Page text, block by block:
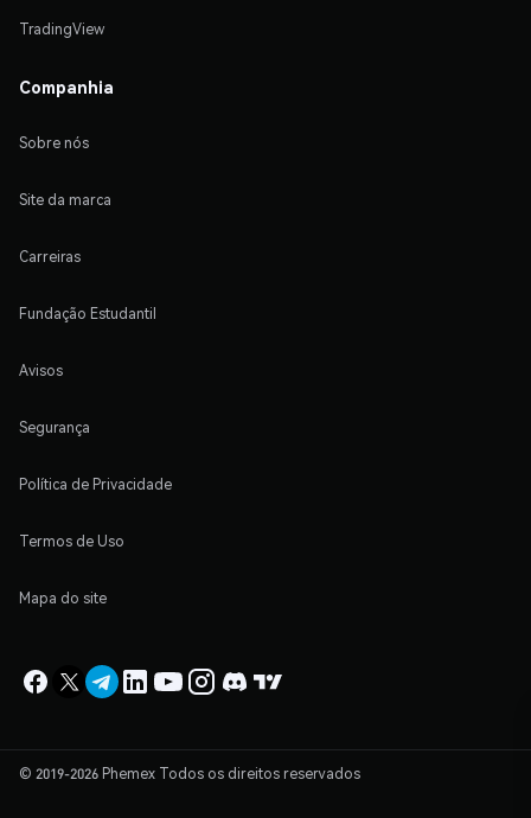
TradingView
Companhia
Sobre nós
Site da marca
Carreiras
Fundação Estudantil
Avisos
Segurança
Política de Privacidade
Termos de Uso
Mapa do site
© 2019-2026 Phemex Todos os direitos reservados